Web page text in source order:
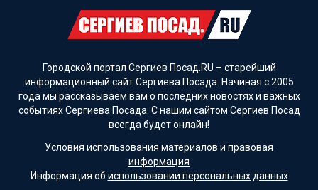
Городской портал Сергиев Посад.RU – старейший
информационный сайт Сергиева Посада. Начиная с 2005
года мы рассказываем вам о последних новостях и важных
событиях Сергиева Посада. С нашим сайтом Сергиев Посад
всегда будет онлайн!
Условия использования материалов и правовая
информация
Информация об использовании персональных данных